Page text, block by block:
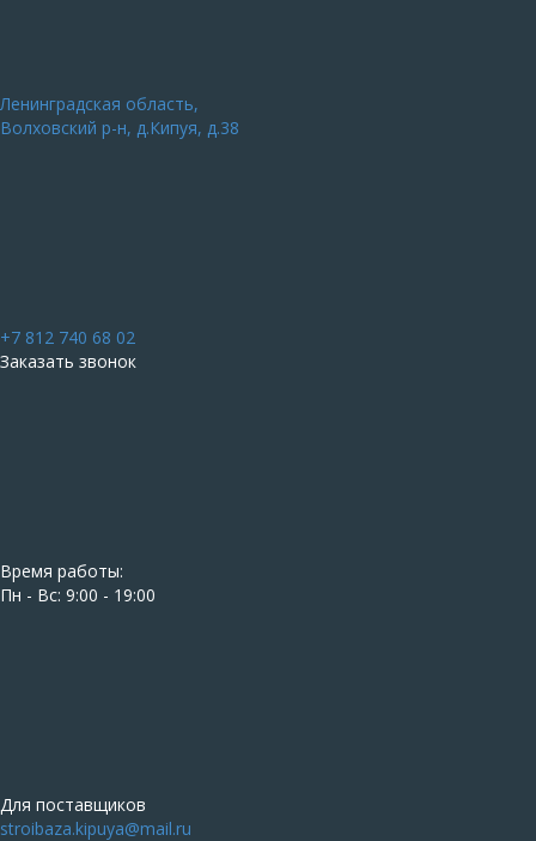
Ленинградская область,
Волховский р-н, д.Кипуя, д.38
+7 812 740 68 02
Заказать звонок
Время работы:
Пн - Вс: 9:00 - 19:00
Для поставщиков
stroibaza.kipuya@mail.ru